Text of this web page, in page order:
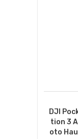
DJI
Tion 3
Oto